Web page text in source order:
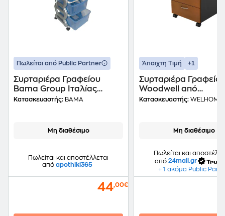
Πωλείται από Public Partner
Συρταριέρα Γραφείου
Bama Group Ιταλίας
Πλαστική 36x40x80cm -
Κατασκευαστής: BAMA
Μη διαθέσιμο
Πωλείται και αποστέλλεται
από apothiki365
44,00€
Άπαιχτη Τιμή +1
Συρταριέρα
Woodwell από
Μοριοσανίδα
Κατασκευαστής: WELHOME
Μη διαθέσιμο
Πωλείται και
από 24mall.gr
+ 1 ακόμα Public